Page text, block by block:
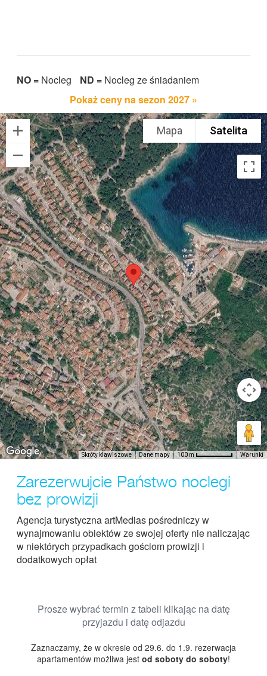
NO = Nocleg ND = Nocleg ze śniadaniem
Pokaż ceny na sezon 2027 »
Mapa Satelita
Skróty klawiszowe Dane mapy 100 m Warunki
Zarezerwujcie Państwo noclegi
bez prowizji
Agencja turystyczna artMedias pośredniczy w
wynajmowaniu obiektów ze swojej oferty nie naliczając
w niektórych przypadkach gościom prowizji i
dodatkowych opłat
Prosze wybrać termin z tabeli klikając na datę
przyjazdu i datę odjazdu
Zaznaczamy, że w okresie od 29.6. do 1.9. rezerwacja
apartamentów możliwa jest od soboty do soboty!